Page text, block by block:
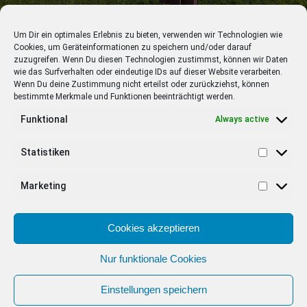
Um Dir ein optimales Erlebnis zu bieten, verwenden wir Technologien wie
Cookies, um Geräteinformationen zu speichern und/oder darauf
zuzugreifen. Wenn Du diesen Technologien zustimmst, können wir Daten
wie das Surfverhalten oder eindeutige IDs auf dieser Website verarbeiten.
Wenn Du deine Zustimmung nicht erteilst oder zurückziehst, können
bestimmte Merkmale und Funktionen beeinträchtigt werden.
Funktional Always active
Statistiken
Marketing
Cookies akzeptieren
Nur funktionale Cookies
Einstellungen speichern
SWR / Kimmig Entertainment
Barbara Schöneberger meldet sich am Samstag als
Moderatorin aus dem Berchtesgadener- und
Salzburger Land und präsentiert aus den idyllischen
Urlaubsregionen die Sommerausgabe der großen
Kriminalhauptkommissar Beissl in “Watzmann ermittelt”
Weltmeisterin Ines Papert beim Klettertraining. Zudem
stehen beim “Verstehen Sie Spaß?”-Spezial wieder die
lustigsten 20 Filme mit der versteckten Kamera aus dem
letzten Jahr auf dem Programm. Darunter finden sich jede
Menge Highlights, bei denen Prominente entweder als
Lockvogel im Einsatz waren oder selbst in die Falle